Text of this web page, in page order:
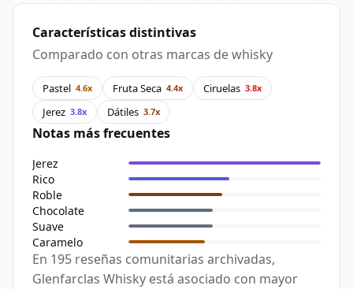
Características distintivas
Comparado con otras marcas de whisky
Pastel 4.6x Fruta Seca 4.4x Ciruelas 3.8x
Jerez 3.8x Dátiles 3.7x
Notas más frecuentes
Jerez
Rico
Roble
Chocolate
Suave
Caramelo
En 195 reseñas comunitarias archivadas,
Glenfarclas Whisky está asociado con mayor